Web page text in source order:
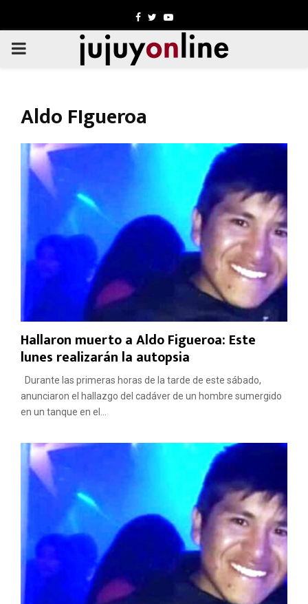
Facebook
TwitterYoutube
PRIMARY
Aldo FIgueroa
Hallaron muerto a Aldo Figueroa: Este
lunes realizarán la autopsia
Durante las primeras horas de la tarde de este sábado,
anunciaron el hallazgo del cadáver de un hombre sumergido
en un tanque en el...